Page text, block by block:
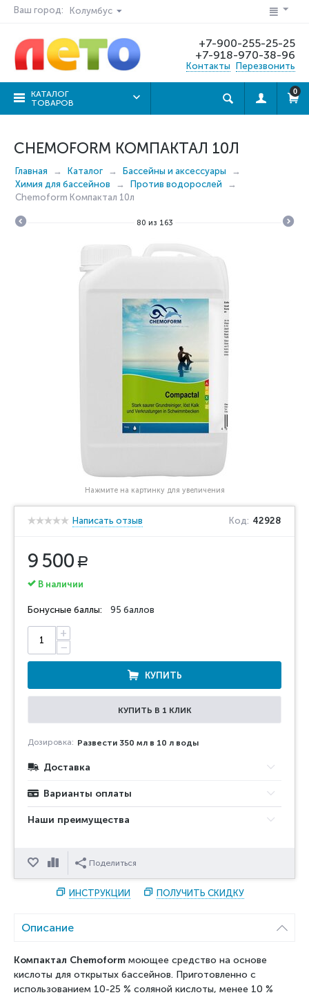
Ваш город: Колумбус
+7-900-255-25-25
+7-918-970-38-96
Контакты Перезвонить
КАТАЛОГ
ТОВАРОВ
0
CHEMOFORM КОМПАКТАЛ 10Л
Главная Каталог
Бассейны и аксессуары
Химия для бассейнов
Против водорослей
Chemoform Компактал 10л
80 из 163
Нажмите на картинку для увеличения
Написать отзыв Код: 42928
9 500 Р
В наличии
Бонусные баллы: 95 баллов
+
−
КУПИТЬ
КУПИТЬ В 1 КЛИК
Дозировка: Развести 350 мл в 10 л воды
Доставка
Варианты оплаты
Наши преимущества
ОтложитьСравнитьПоделиться
ИНСТРУКЦИИ ПОЛУЧИТЬ СКИДКУ
Описание
Компактал Chemoform моющее средство на основе
кислоты для открытых бассейнов. Приготовленно с
использованием 10-25 % соляной кислоты, менее 10 %